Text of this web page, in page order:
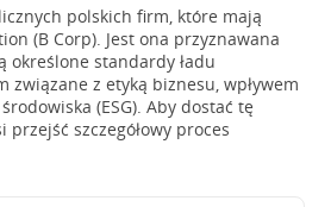
polskich firm, które mają
(B Corp). Jest ona przyznawana
określone standardy ładu
związane z etyką biznesu, wpływem
(ESG). Aby dostać tę
szczegółowy proces